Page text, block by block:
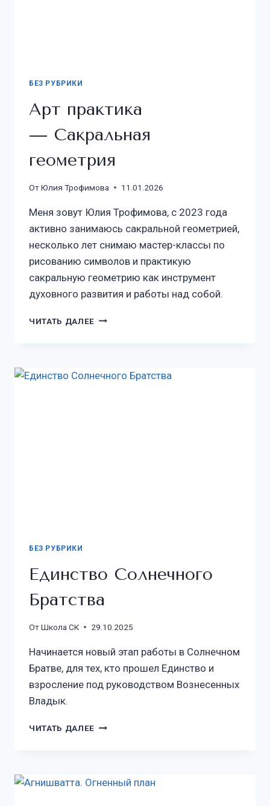
БЕЗ РУБРИКИ
Арт практика
— Сакральная
геометрия
ОтЮлия Трофимова 11.01.2026
Меня зовут Юлия Трофимова, с 2023 года
активно занимаюсь сакральной геометрией,
несколько лет снимаю мастер-классы по
рисованию символов и практикую
сакральную геометрию как инструмент
духовного развития и работы над собой.
ЧИТАТЬ ДАЛЕЕ
БЕЗ РУБРИКИ
Единство Солнечного
Братства
ОтШкола СК 29.10.2025
Начинается новый этап работы в Солнечном
Братве, для тех, кто прошел Единство и
взросление под руководством Вознесенных
Владык.
ЧИТАТЬ ДАЛЕЕ